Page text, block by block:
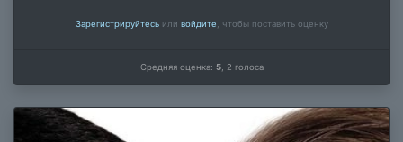
Зарегистрируйтесьили войдите , чтобы поставить оценку
Средняя оценка: 5, 2 голоса